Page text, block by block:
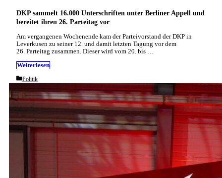
DKP sammelt 16.000 Unterschriften unter Berliner Appell und
bereitet ihren 26. Parteitag vor
Am vergangenen Wochenende kam der Parteivorstand der DKP in
Leverkusen zu seiner 12. und damit letzten Tagung vor dem
26. Parteitag zusammen. Dieser wird vom 20. bis …
Weiterlesen
Categories
Politik